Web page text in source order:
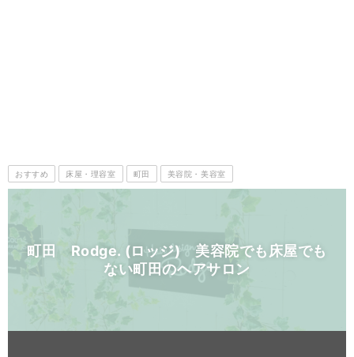
おすすめ 床屋・理容室 町田 美容院・美容室
町田 Rodge. (ロッジ) 美容院でも床屋でも
ない町田のヘアサロン